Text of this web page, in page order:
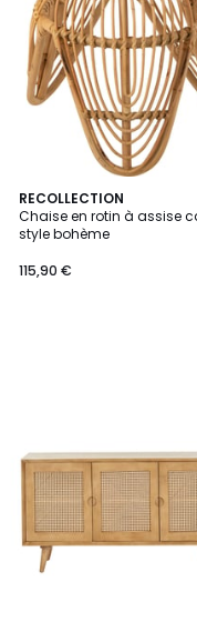
RECOLLECTION
Chaise en rotin à assise
style bohème
115,90 €